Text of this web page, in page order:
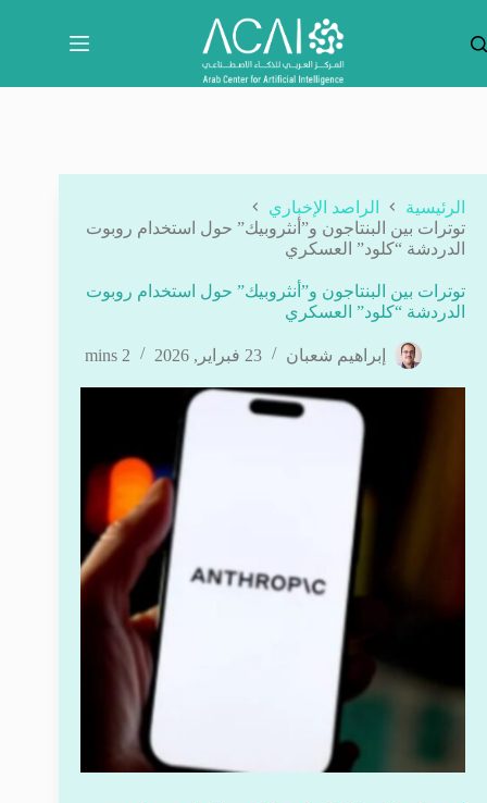
المحتوى
الرئيسية
الراصد الإخباري
توترات بين البنتاجون و”أنثروبيك” حول استخدام روبوت
الدردشة “كلود” العسكري
توترات بين البنتاجون و”أنثروبيك” حول استخدام روبوت
الدردشة “كلود” العسكري
إبراهيم شعبان 23 فبراير, 2026 2 mins